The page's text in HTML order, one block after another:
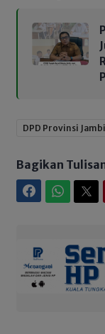
DPD Provinsi Jambi
Bagikan